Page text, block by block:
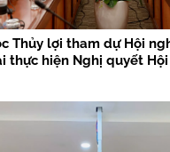
Thủy lợi tham dự Hội
thực hiện Nghị quyết